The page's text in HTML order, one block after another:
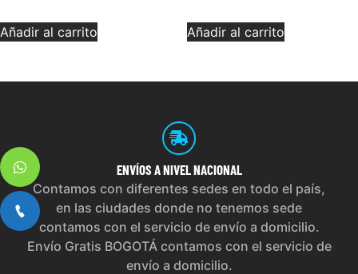
Añadir al carrito Añadir al carrito
ENVÍOS A NIVEL NACIONAL
Contamos con diferentes sedes en todo el país,
en las ciudades donde no tenemos sede
contamos con el servicio de envío a domicilio.
Envío Gratis BOGOTÁ contamos con el servicio de
envío a domicilio.